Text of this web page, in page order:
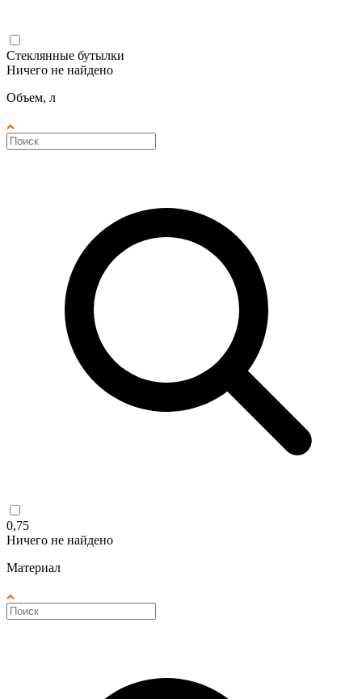
Стеклянные бутылки
Ничего не найдено
Объем, л
0,75
Ничего не найдено
Материал